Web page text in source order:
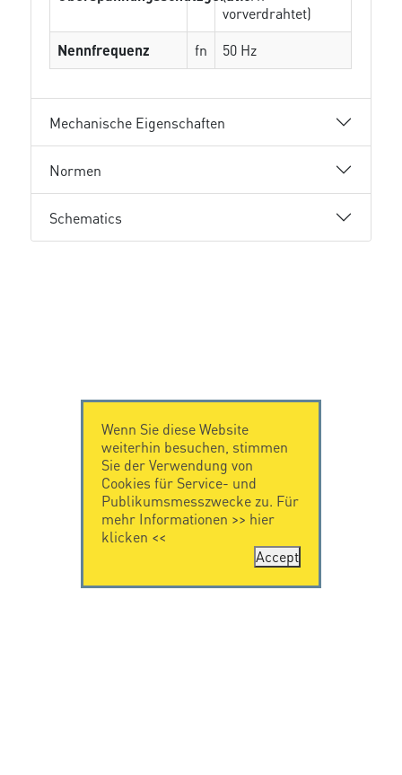
vorverdrahtet)
Nennfrequenz
fn 50 Hz
Mechanische Eigenschaften
Normen
Schematics
Wenn Sie diese Website
weiterhin besuchen, stimmen
Sie der Verwendung von
Cookies für Service- und
Publikumsmesszwecke zu. Für
mehr Informationen >> hier
klicken <<
Accept